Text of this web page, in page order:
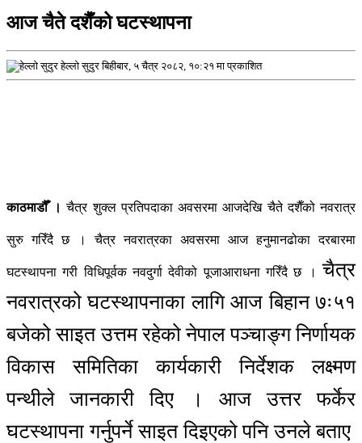
आज चैते दशैँको घटस्थापना
हेल्लो सुदुर बिहीबार, ५ चैत्र २०८२, १०:२१ मा प्रकाशित
काठमाडौँ । चैत्र शुक्ल प्रतिपदाका अवसरमा आजदेखि चैते दशैँको नवरात्र
सुरु गरिँदै छ । चैत्र नवरात्रका अवसरमा आज हनुमानढोका दरबारमा
घटस्थापना गरी विधिपूर्वक नवदुर्गा देवीको पूजाआराधना गरिँदै छ । चैत्र
नवरात्रको घटस्थापनाका लागि आज बिहान ७ः५१
बजेको साइत उत्तम रहेको नेपाल पञ्चाङ्ग निर्णायक
विकास समितिका कार्यकारी निर्देशक लक्ष्मण
पन्थीले जानकारी दिए । आज उत्तर फर्केर
घटस्थापना गर्नुपर्ने साइत दिइएको पनि उनले बताए